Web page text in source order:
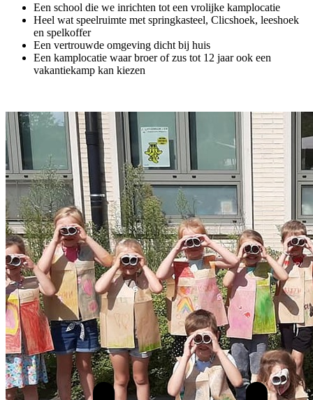
Een school die we inrichten tot een vrolijke kamplocatie
Heel wat speelruimte met springkasteel, Clicshoek, leeshoek
en spelkoffer
Een vertrouwde omgeving dicht bij huis
Een kamplocatie waar broer of zus tot 12 jaar ook een
vakantiekamp kan kiezen